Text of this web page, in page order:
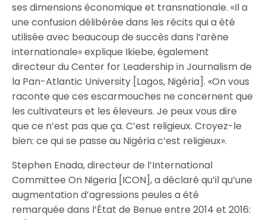
ses dimensions économique et transnationale. «Il a
une confusion délibérée dans les récits qui a été
utilisée avec beaucoup de succès dans l’arène
internationale» explique Ikiebe, également
directeur du Center for Leadership in Journalism de
la Pan-Atlantic University [Lagos, Nigéria]. «On vous
raconte que ces escarmouches ne concernent que
les cultivateurs et les éleveurs. Je peux vous dire
que ce n’est pas que ça. C’est religieux. Croyez-le
bien: ce qui se passe au Nigéria c’est religieux».
Stephen Enada, directeur de l’International
Committee On Nigeria [ICON], a déclaré qu’il qu’une
augmentation d’agressions peules a été
remarquée dans l’État de Benue entre 2014 et 2016: